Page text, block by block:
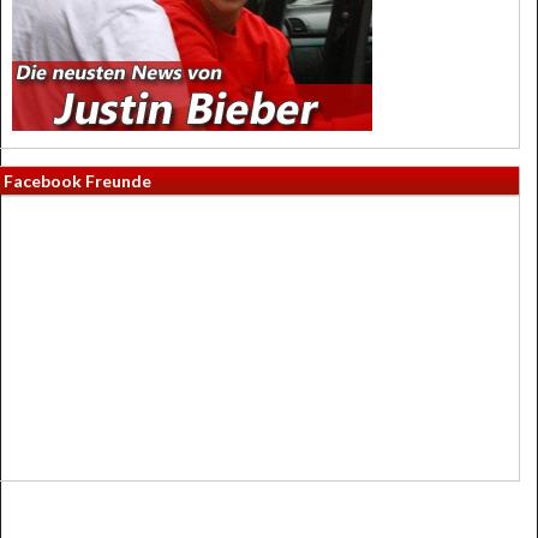
Facebook Freunde